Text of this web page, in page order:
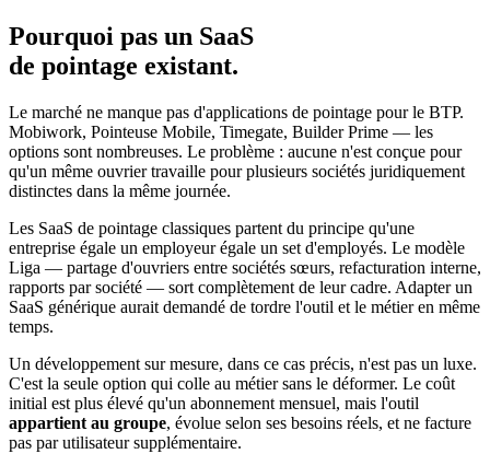
Pourquoi pas un SaaS
de pointage existant.
Le marché ne manque pas d'applications de pointage pour le BTP.
Mobiwork, Pointeuse Mobile, Timegate, Builder Prime — les
options sont nombreuses. Le problème : aucune n'est conçue pour
qu'un même ouvrier travaille pour plusieurs sociétés juridiquement
distinctes dans la même journée.
Les SaaS de pointage classiques partent du principe qu'une
entreprise égale un employeur égale un set d'employés. Le modèle
Liga — partage d'ouvriers entre sociétés sœurs, refacturation interne,
rapports par société — sort complètement de leur cadre. Adapter un
SaaS générique aurait demandé de tordre l'outil et le métier en même
temps.
Un développement sur mesure, dans ce cas précis, n'est pas un luxe.
C'est la seule option qui colle au métier sans le déformer. Le coût
initial est plus élevé qu'un abonnement mensuel, mais l'outil
appartient au groupe, évolue selon ses besoins réels, et ne facture
pas par utilisateur supplémentaire.